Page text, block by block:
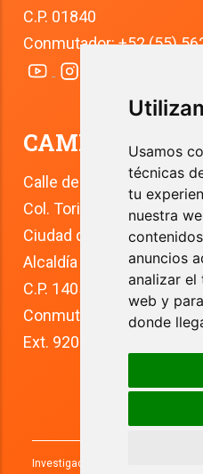
Usamos
técnicas
tu
nuestra
anuncios
analizar el
web y
donde
C.P. 01840
Conmutador: +52 (55)
CAMPUS
Calle del Río 4
Col. Toriello Guerra
Ciudad de México
Alcaldía Tlalpan
C.P. 14050
Conmutador: +52 (55)
Ext. 9200
Investigaciones y Estudios